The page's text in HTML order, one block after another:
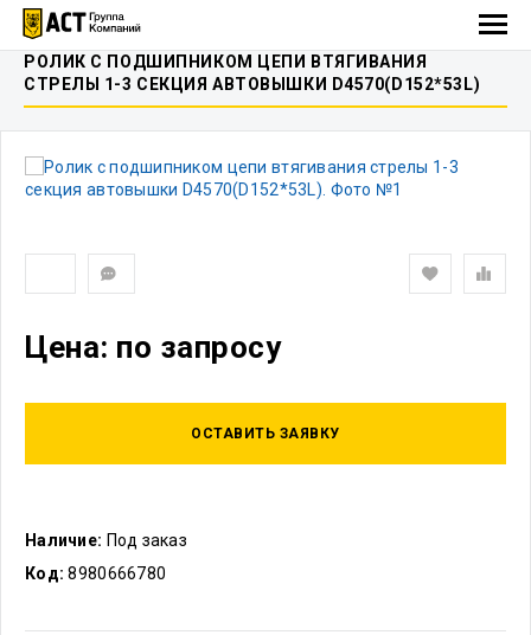
РОЛИК C ПОДШИПНИКОМ ЦЕПИ ВТЯГИВАНИЯ
СТРЕЛЫ 1-3 СЕКЦИЯ АВТОВЫШКИ D4570(D152*53L)
Наличие: Под заказ
Код: 8980666780
Цена: по запросу
ОСТАВИТЬ ЗАЯВКУ